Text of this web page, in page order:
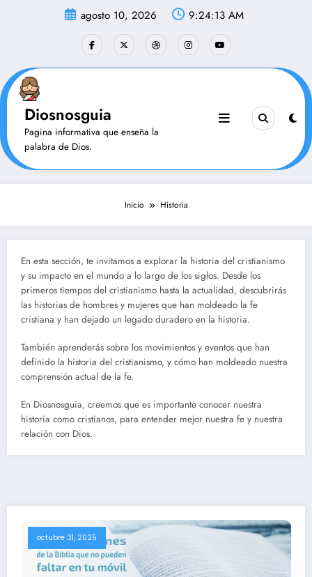
agosto 10, 2026 9:24:14 AM
Diosnosguia
Pagina informativa que enseña la
palabra de Dios.
Inicio Historia
En esta sección, te invitamos a explorar la historia del cristianismo
y su impacto en el mundo a lo largo de los siglos. Desde los
primeros tiempos del cristianismo hasta la actualidad, descubrirás
las historias de hombres y mujeres que han moldeado la fe
cristiana y han dejado un legado duradero en la historia.
También aprenderás sobre los movimientos y eventos que han
definido la historia del cristianismo, y cómo han moldeado nuestra
comprensión actual de la fe.
En Diosnosguia, creemos que es importante conocer nuestra
historia como cristianos, para entender mejor nuestra fe y nuestra
relación con Dios.
octubre 31, 2025